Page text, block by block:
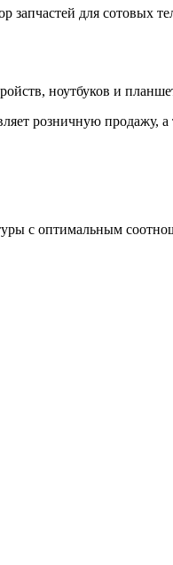
для сотовых
ноутбуков и
розничную продажу,
с оптимальным